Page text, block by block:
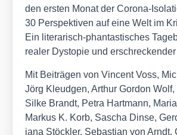
den ers­ten Monat der Coro­na-
30 Per­spek­ti­ven auf eine Welt im
Ein lite­ra­risch-phan­tas­ti­sches
rea­ler Dys­to­pie und
Mit Bei­trä­gen von Vin­cent Voss,
Jörg Kleud­gen, Arthur Gor­don
Sil­ke Brandt, Petra Hart­mann,
Mar­kus K. Korb, Sascha Din­se,
ja­na Stöck­ler, Sebas­ti­an von Arndt,